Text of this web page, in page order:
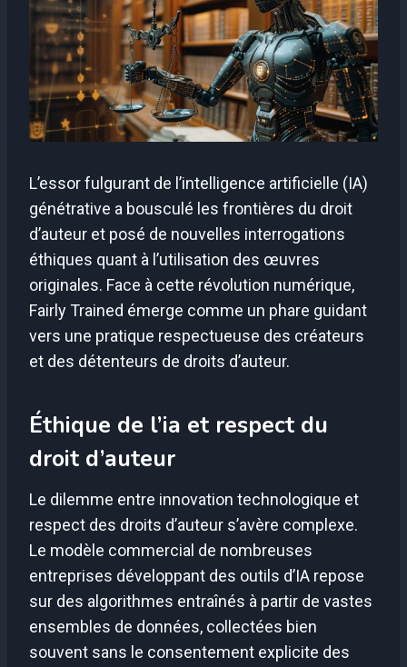
L’essor fulgurant de l’intelligence artificielle (IA)
génétrative a bousculé les frontières du droit
d’auteur et posé de nouvelles interrogations
éthiques quant à l’utilisation des œuvres
originales. Face à cette révolution numérique,
Fairly Trained émerge comme un phare guidant
vers une pratique respectueuse des créateurs
et des détenteurs de droits d’auteur.
Éthique de l’ia et respect du
droit d’auteur
Le dilemme entre innovation technologique et
respect des droits d’auteur s’avère complexe.
Le modèle commercial de nombreuses
entreprises développant des outils d’IA repose
sur des algorithmes entraînés à partir de vastes
ensembles de données, collectées bien
souvent sans le consentement explicite des